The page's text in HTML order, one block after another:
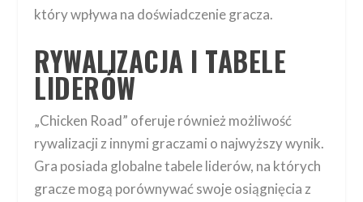
który wpływa na doświadczenie gracza.
RYWALIZACJA I TABELE
LIDERÓW
„Chicken Road” oferuje również możliwość
rywalizacji z innymi graczami o najwyższy wynik.
Gra posiada globalne tabele liderów, na których
gracze mogą porównywać swoje osiągnięcia z